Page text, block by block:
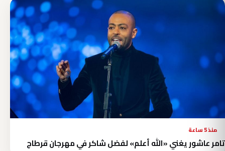
منذ 5 ساعة
تامر عاشور يغني «الله أعلم» لفضل شاكر في مهرجان قرطاج